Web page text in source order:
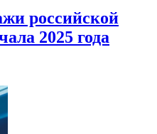
российской
2025 года